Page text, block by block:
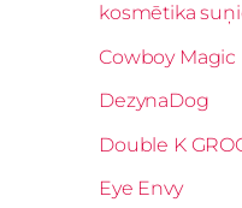
kosmētika
Cowboy Magic
DezynaDog
Double K
Eye Envy